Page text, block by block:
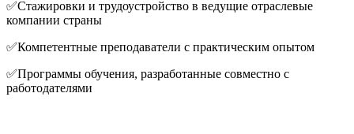
✅Стажировки и трудоустройство в ведущие отраслевые
компании страны
✅Компетентные преподаватели с практическим опытом
✅Программы обучения, разработанные совместно с
работодателями